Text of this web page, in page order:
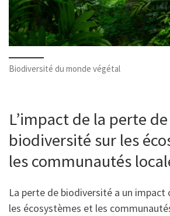
Biodiversité du monde végétal
L’impact de la perte de
biodiversité sur les
les communautés
La perte de biodiversité a un impact
les écosystèmes et les